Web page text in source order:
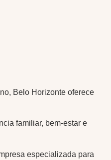
Belo Horizonte oferece
familiar, bem-estar e
especializada para